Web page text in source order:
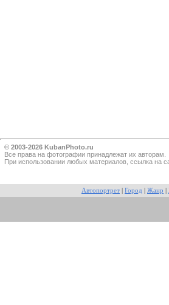
© 2003-2026 KubanPhoto.ru
Все прaва на фотографии принадлежат их авторам.
При использовании любых материалов, ссылка на
Автопортрет Город Жанр